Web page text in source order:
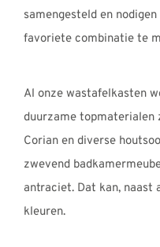
samengesteld en
favoriete combinatie te
Al onze wastafelkasten
duurzame topmaterialen
Corian en diverse
zwevend
antraciet. Dat kan, naast
kleuren.